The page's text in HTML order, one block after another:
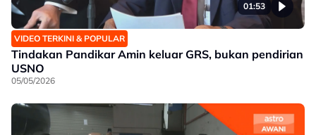
01:53
VIDEO TERKINI & POPULAR
Tindakan Pandikar Amin keluar GRS, bukan pendirian
USNO
05/05/2026